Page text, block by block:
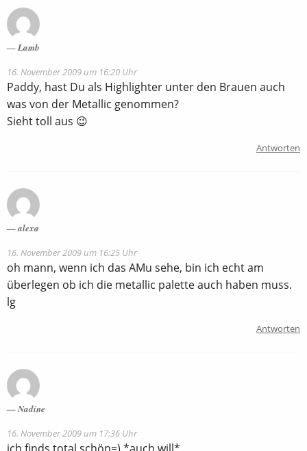
Lamb
16. November 2009 um 16:20 Uhr
Paddy, hast Du als Highlighter unter den Brauen auch
was von der Metallic genommen?
Sieht toll aus 😉
Antworten
alexa
16. November 2009 um 16:25 Uhr
oh mann, wenn ich das AMu sehe, bin ich echt am
überlegen ob ich die metallic palette auch haben muss.
lg
Antworten
Nadine
16. November 2009 um 17:36 Uhr